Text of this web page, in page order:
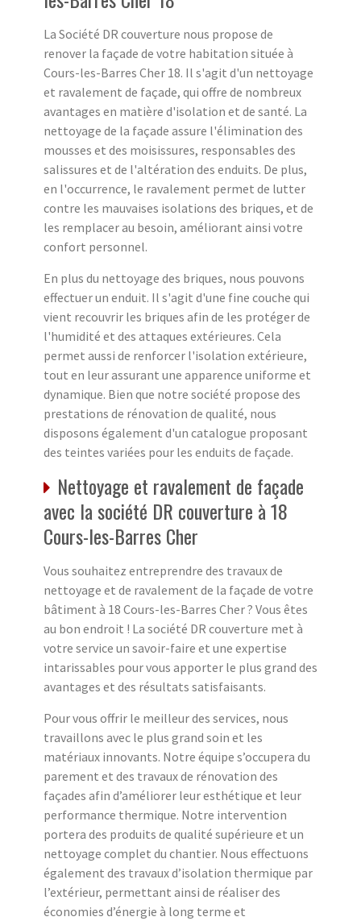
La Société DR couverture nous propose de
renover la façade de votre habitation située à
Cours-les-Barres Cher 18. Il s'agit d'un nettoyage
et ravalement de façade, qui offre de nombreux
avantages en matière d'isolation et de santé. La
nettoyage de la façade assure l'élimination des
mousses et des moisissures, responsables des
salissures et de l'altération des enduits. De plus,
en l'occurrence, le ravalement permet de lutter
contre les mauvaises isolations des briques, et de
les remplacer au besoin, améliorant ainsi votre
confort personnel.
En plus du nettoyage des briques, nous pouvons
effectuer un enduit. Il s'agit d'une fine couche qui
vient recouvrir les briques afin de les protéger de
l'humidité et des attaques extérieures. Cela
permet aussi de renforcer l'isolation extérieure,
tout en leur assurant une apparence uniforme et
dynamique. Bien que notre société propose des
prestations de rénovation de qualité, nous
disposons également d'un catalogue proposant
des teintes variées pour les enduits de façade.
Nettoyage et ravalement de façade
avec la société DR couverture à 18
Cours-les-Barres Cher
Vous souhaitez entreprendre des travaux de
nettoyage et de ravalement de la façade de votre
bâtiment à 18 Cours-les-Barres Cher ? Vous êtes
au bon endroit ! La société DR couverture met à
votre service un savoir-faire et une expertise
intarissables pour vous apporter le plus grand des
avantages et des résultats satisfaisants.
Pour vous offrir le meilleur des services, nous
travaillons avec le plus grand soin et les
matériaux innovants. Notre équipe s’occupera du
parement et des travaux de rénovation des
façades afin d’améliorer leur esthétique et leur
performance thermique. Notre intervention
portera des produits de qualité supérieure et un
nettoyage complet du chantier. Nous effectuons
également des travaux d’isolation thermique par
l’extérieur, permettant ainsi de réaliser des
économies d’énergie à long terme et